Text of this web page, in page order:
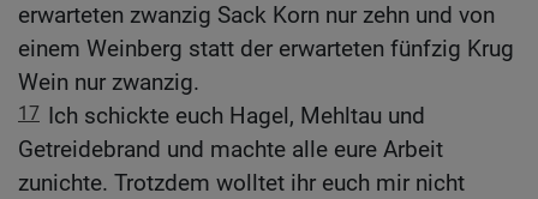
erwarteten zwanzig Sack Korn nur zehn und von
einem Weinberg statt der erwarteten fünfzig Krug
Wein nur zwanzig.
17 Ich schickte euch Hagel, Mehltau und
Getreidebrand und machte alle eure Arbeit
zunichte. Trotzdem wolltet ihr euch mir nicht